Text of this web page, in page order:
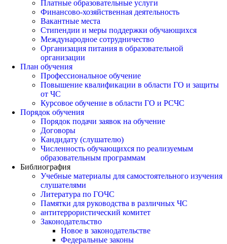
Платные образовательные услуги
Финансово-хозяйственная деятельность
Вакантные места
Стипендии и меры поддержки обучающихся
Международное сотрудничество
Организация питания в образовательной
организации
План обучения
Профессиональное обучение
Повышение квалификации в области ГО и защиты
от ЧС
Курсовое обучение в области ГО и РСЧС
Порядок обучения
Порядок подачи заявок на обучение
Договоры
Кандидату (слушателю)
Численность обучающихся по реализуемым
образовательным программам
Библиография
Учебные материалы для самостоятельного изучения
слушателями
Литература по ГОЧС
Памятки для руководства в различных ЧС
антитеррористический комитет
Законодательство
Новое в законодательстве
Федеральные законы